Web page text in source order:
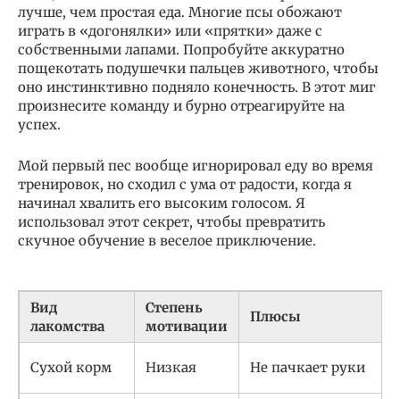
лучше, чем простая еда. Многие псы обожают
играть в «догонялки» или «прятки» даже с
собственными лапами. Попробуйте аккуратно
пощекотать подушечки пальцев животного, чтобы
оно инстинктивно подняло конечность. В этот миг
произнесите команду и бурно отреагируйте на
успех.
Мой первый пес вообще игнорировал еду во время
тренировок, но сходил с ума от радости, когда я
начинал хвалить его высоким голосом. Я
использовал этот секрет, чтобы превратить
скучное обучение в веселое приключение.
Вид
лакомства
Степень
мотивации
Плюсы
Сухой корм Низкая Не пачкает руки